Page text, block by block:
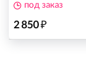
2 850₽
под заказ